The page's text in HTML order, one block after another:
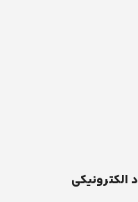
الکترونیکی